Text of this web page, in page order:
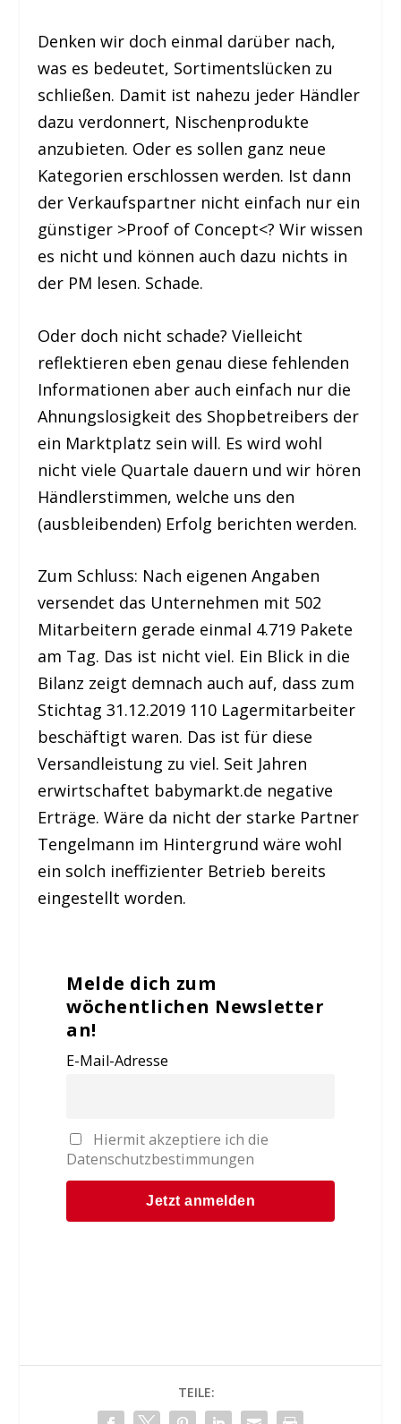
Denken wir doch einmal darüber nach,
was es bedeutet, Sortimentslücken zu
schließen. Damit ist nahezu jeder Händler
dazu verdonnert, Nischenprodukte
anzubieten. Oder es sollen ganz neue
Kategorien erschlossen werden. Ist dann
der Verkaufspartner nicht einfach nur ein
günstiger >Proof of Concept<? Wir wissen
es nicht und können auch dazu nichts in
der PM lesen. Schade.
Oder doch nicht schade? Vielleicht
reflektieren eben genau diese fehlenden
Informationen aber auch einfach nur die
Ahnungslosigkeit des Shopbetreibers der
ein Marktplatz sein will. Es wird wohl
nicht viele Quartale dauern und wir hören
Händlerstimmen, welche uns den
(ausbleibenden) Erfolg berichten werden.
Zum Schluss: Nach eigenen Angaben
versendet das Unternehmen mit 502
Mitarbeitern gerade einmal 4.719 Pakete
am Tag. Das ist nicht viel. Ein Blick in die
Bilanz zeigt demnach auch auf, dass zum
Stichtag 31.12.2019 110 Lagermitarbeiter
beschäftigt waren. Das ist für diese
Versandleistung zu viel. Seit Jahren
erwirtschaftet babymarkt.de negative
Erträge. Wäre da nicht der starke Partner
Tengelmann im Hintergrund wäre wohl
ein solch ineffizienter Betrieb bereits
eingestellt worden.
Melde dich zum
wöchentlichen Newsletter
an!
E-Mail-Adresse
Hiermit akzeptiere ich die
Datenschutzbestimmungen
TEILE: